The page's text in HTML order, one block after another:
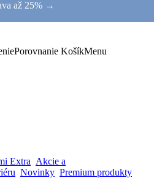
až 25% →
Porovnanie KošíkMenu
Extra Akcie a
Novinky Premium produkty